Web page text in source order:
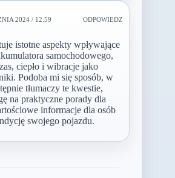
2024 / 12:59 ODPOWIEDZ
istotne aspekty wpływające
samochodowego,
ciepło i wibracje jako
Podoba mi się sposób, w
tłumaczy te kwestie,
na praktyczne porady dla
informacje dla osób
swojego pojazdu.